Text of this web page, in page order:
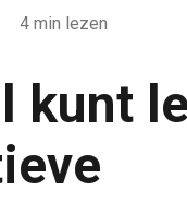
4 min lezen
kunt